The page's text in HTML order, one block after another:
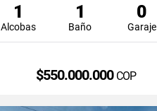
1
Alcobas
1
Baño
0
Garaje
$550.000.000 COP